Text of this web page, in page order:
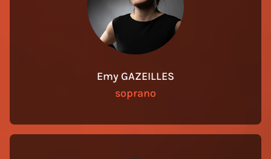
Emy GAZEILLES
soprano